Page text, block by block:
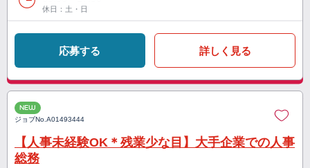
休日：土・日
応募する 詳しく見る
NEW
ジョブNo.A01493444
【人事未経験OK＊残業少な目】大手企業での人事
総務